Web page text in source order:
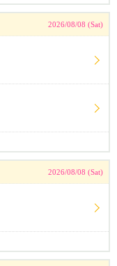
2026/08/08 (Sat)
2026/08/08 (Sat)